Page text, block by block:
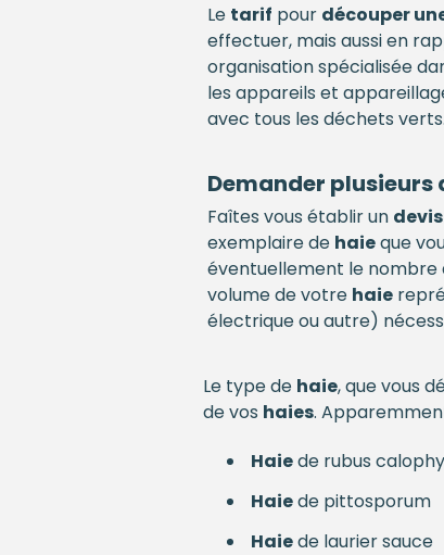
Le tarif pour découper
effectuer, mais aussi en
organisation spécialisée
les appareils et
avec tous les déchets verts.
Demander plusieurs
Faîtes vous établir un devis
exemplaire de haieque
éventuellement le nombre
volume de votre haie
électrique ou autre)
Le type de haie, que vous
de vos haies.
Haiede rubus
Haiede pittosporum
Haiede laurier sauce